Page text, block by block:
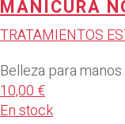
MANICURA
TRATAMIENTOS
Belleza para manos
10,00 €
En stock